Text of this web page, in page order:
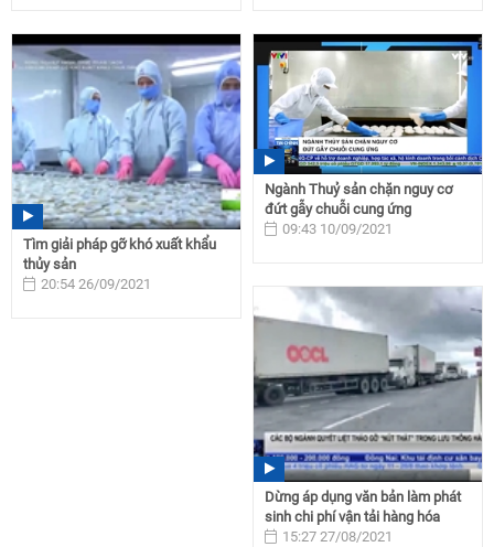
Tìm giải pháp gỡ khó xuất khẩu
thủy sản
20:54 26/09/2021
Ngành Thuỷ sản chặn nguy cơ
đứt gẫy chuỗi cung ứng
09:43 10/09/2021
Dừng áp dụng văn bản làm phát
sinh chi phí vận tải hàng hóa
15:27 27/08/2021